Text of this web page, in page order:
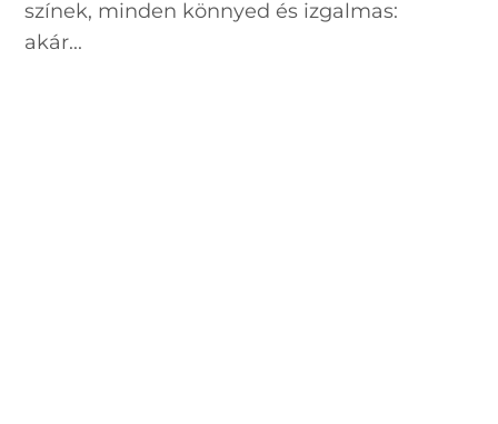
színek, minden könnyed és izgalmas:
akár...